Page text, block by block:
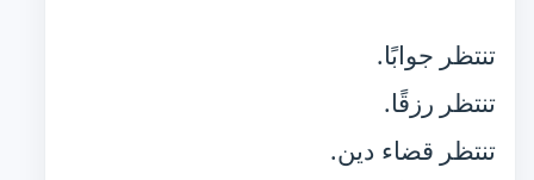
تنتظر جوابًا.
تنتظر رزقًا.
تنتظر قضاء دين.